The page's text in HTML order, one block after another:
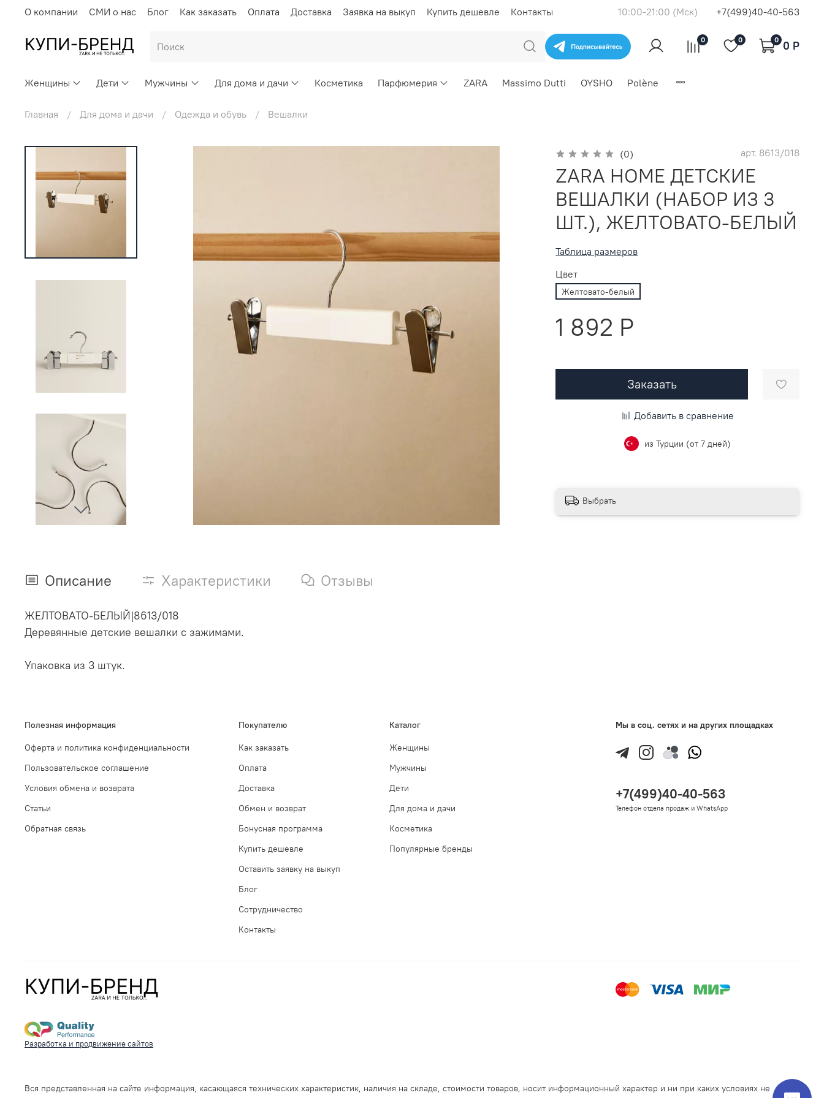
О компании СМИ о нас Блог Как заказать Оплата Доставка Заявка на выкуп Купить дешевле Контакты 10:00-21:00 (Мск) +7(499)40-40-563
0 0 0 0 P
Женщины Дети Мужчины Для дома и дачи Косметика Парфюмерия ZARA Massimo Dutti OYSHO Polène
Главная Для дома и дачи Одежда и обувь Вешалки
(0) арт. 8613/018
ZARA HOME ДЕТСКИЕ
ВЕШАЛКИ (НАБОР ИЗ 3
ШТ.), ЖЕЛТОВАТО-БЕЛЫЙ
Таблица размеров
Цвет
Желтовато-белый
1 892 P
Заказать
Добавить в сравнение
из Турции (от 7 дней)
Выбрать
Описание Характеристики Отзывы
ЖЕЛТОВАТО-БЕЛЫЙ|8613/018
Деревянные детские вешалки с зажимами.
Упаковка из 3 штук.
Полезная информация
Оферта и политика конфиденциальности
Пользовательское соглашение
Условия обмена и возврата
Статьи
Обратная связь
Покупателю
Как заказать
Оплата
Доставка
Обмен и возврат
Бонусная программа
Купить дешевле
Оставить заявку на выкуп
Блог
Сотрудничество
Контакты
Каталог
Женщины
Мужчины
Дети
Для дома и дачи
Косметика
Популярные бренды
Мы в соц. сетях и на других площадках
+7(499)40-40-563
Телефон отдела продаж и WhatsApp
Разработка и продвижение сайтов
Вся представленная на сайте информация, касающаяся технических характеристик, наличия на складе, стоимости товаров, носит информационный характер и ни при каких условиях не